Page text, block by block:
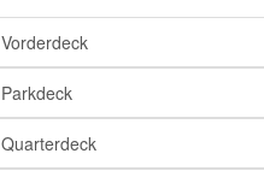
Vorderdeck
Parkdeck
Quarterdeck